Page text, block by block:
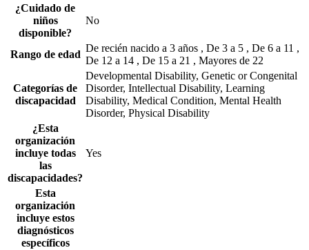
¿Cuidado de
niños
disponible?
No
Rango de edad
De recién nacido a 3 años , De 3 a 5 , De 6 a 11 ,
De 12 a 14 , De 15 a 21 , Mayores de 22
Categorías de
discapacidad
Developmental Disability, Genetic or Congenital
Disorder, Intellectual Disability, Learning
Disability, Medical Condition, Mental Health
Disorder, Physical Disability
¿Esta
organización
incluye todas
las
discapacidades?
Yes
Esta
organización
incluye estos
diagnósticos
específicos